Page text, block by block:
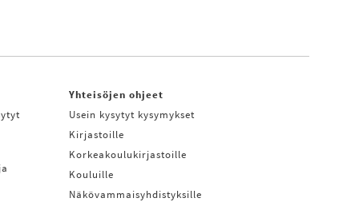
Yhteisöjen ohjeet
Usein kysytyt kysymykset
Kirjastoille
Korkeakoulukirjastoille
Kouluille
Näkövammaisyhdistyksille